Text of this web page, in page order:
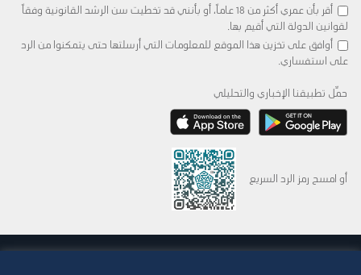
أقر بأن عمري أكثر من 18 عاماً، أو بأنني قد تخطيت سن الرشد القانونية وفقاً
لقوانين الدولة التي أقيم بها.
أوافق على تخزين هذا الموقع للمعلومات التي أرسلتها حتى يتمكنوا من الرد
على استفساري.
حمِّل تطبيقنا الإخباري والتحليلي
أو امسح رمز الرد السريع